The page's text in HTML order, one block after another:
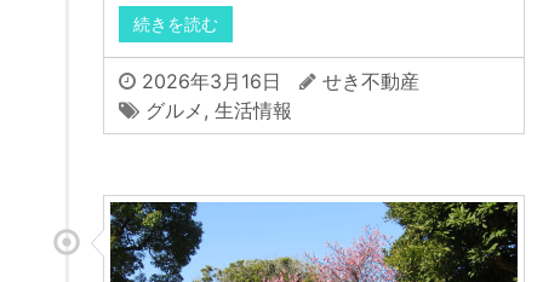
続きを読む
2026年3月16日
せき不動産
グルメ , 生活情報